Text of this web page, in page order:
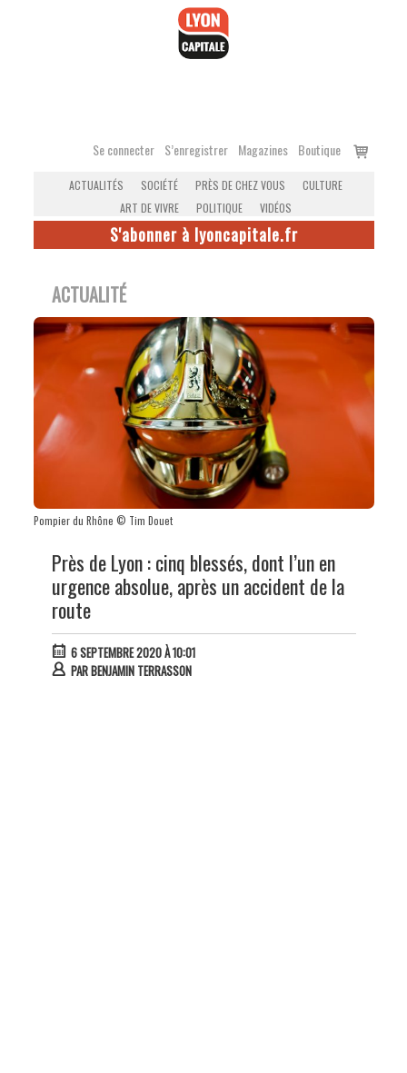
Se connecter S’enregistrer Magazines Boutique
Voir
ACTUALITÉS SOCIÉTÉ PRÈS DE CHEZ VOUS
CULTURE
ART DE VIVRE
POLITIQUE VIDÉOS
S'abonner à lyoncapitale.fr
ACTUALITÉ
Pompier du Rhône © Tim Douet
Près de Lyon : cinq blessés, dont l’un en
urgence absolue, après un accident de la
route
6 SEPTEMBRE 2020 À 10:01
PARBENJAMIN TERRASSON